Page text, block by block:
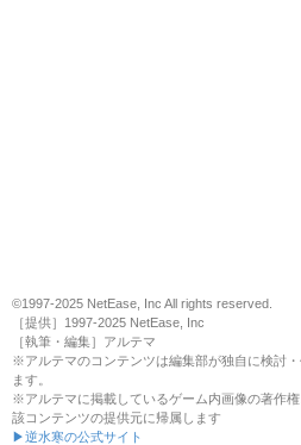
©1997-2025 NetEase, Inc All rights reserved.
［提供］1997-2025 NetEase, Inc
［執筆・編集］アルテマ
※アルテマのコンテンツは編集部が独自に検討
ます。
※アルテマに掲載しているゲーム内画像の著作
該コンテンツの提供元に帰属します
▶逆水寒の公式サイト